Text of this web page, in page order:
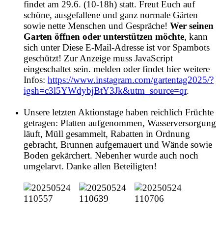
findet am 29.6. (10-18h) statt. Freut Euch auf
schöne, ausgefallene und ganz normale Gärten
sowie nette Menschen und Gespräche! Wer seinen
Garten öffnen oder unterstützen möchte, kann
sich unterDiese E-Mail-Adresse ist vor Spambots
geschützt! Zur Anzeige muss JavaScript
eingeschaltet sein. melden oder findet hier weitere
Infos: https://www.instagram.com/gartentag2025/?
igsh=c3l5YWdybjBtY3Jk&utm_source=qr.
Unsere letzten Aktionstage haben reichlich Früchte
getragen: Platten aufgenommen, Wasserversorgung
läuft, Müll gesammelt, Rabatten in Ordnung
gebracht, Brunnen aufgemauert und Wände sowie
Boden gekärchert. Nebenher wurde auch noch
umgelarvt. Danke allen Beteiligten!